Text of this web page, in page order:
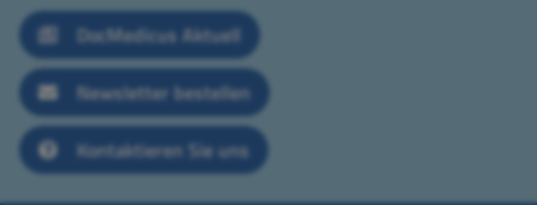
DocMedicus Aktuell
Newsletter bestellen
Kontaktieren Sie uns